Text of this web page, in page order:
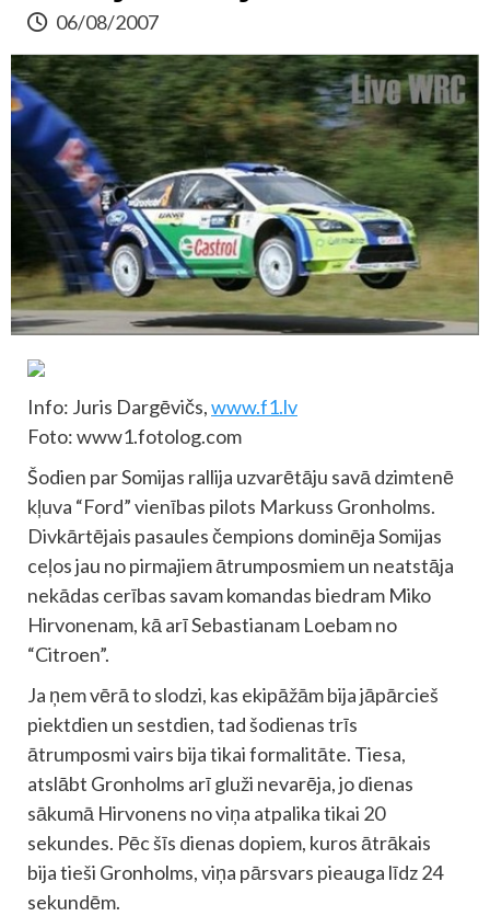
06/08/2007
Info: Juris Dargēvičs,www.f1.lv
Foto: www1.fotolog.com
Šodien par Somijas rallija uzvarētāju savā dzimtenē
kļuva “Ford” vienības pilots Markuss Gronholms.
Divkārtējais pasaules čempions dominēja Somijas
ceļos jau no pirmajiem ātrumposmiem un neatstāja
nekādas cerības savam komandas biedram Miko
Hirvonenam, kā arī Sebastianam Loebam no
“Citroen”.
Ja ņem vērā to slodzi, kas ekipāžām bija jāpārcieš
piektdien un sestdien, tad šodienas trīs
ātrumposmi vairs bija tikai formalitāte. Tiesa,
atslābt Gronholms arī gluži nevarēja, jo dienas
sākumā Hirvonens no viņa atpalika tikai 20
sekundes. Pēc šīs dienas dopiem, kuros ātrākais
bija tieši Gronholms, viņa pārsvars pieauga līdz 24
sekundēm.